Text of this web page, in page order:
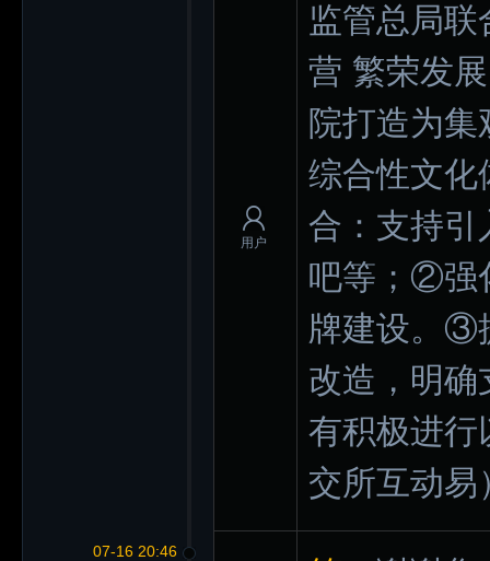
07-16 20:46
用户
监管总局
营 繁荣发
院打造为
综合性文
合：支持引
吧等；②强
牌建设。③
改造，明确
有积极进行
交所互动易